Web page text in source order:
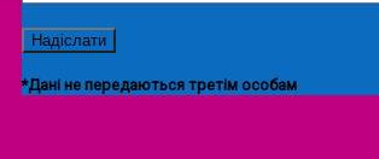
*Дані не передаються третім особам